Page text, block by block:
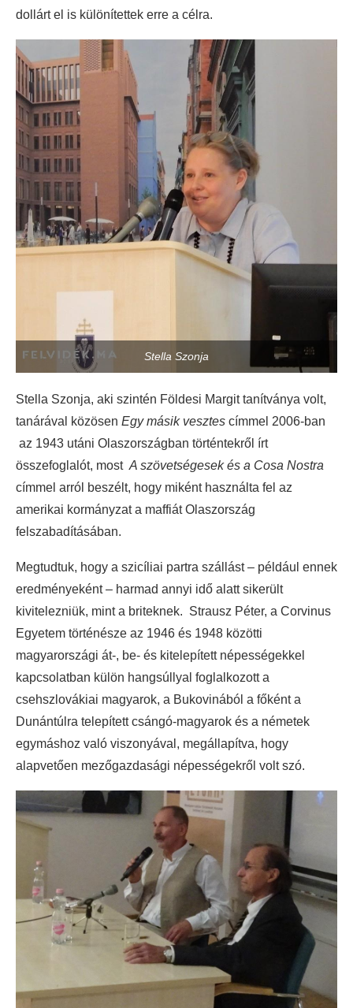
dollárt el is különítettek erre a célra.
Stella Szonja
Stella Szonja, aki szintén Földesi Margit tanítványa volt,
tanárával közösen Egy másik vesztes címmel 2006-ban
az 1943 utáni Olaszországban történtekről írt
összefoglalót, most A szövetségesek és a Cosa Nostra
címmel arról beszélt, hogy miként használta fel az
amerikai kormányzat a maffiát Olaszország
felszabadításában.
Megtudtuk, hogy a szicíliai partra szállást – például ennek
eredményeként – harmad annyi idő alatt sikerült
kivitelezniük, mint a briteknek. Strausz Péter, a Corvinus
Egyetem történésze az 1946 és 1948 közötti
magyarországi át-, be- és kitelepített népességekkel
kapcsolatban külön hangsúllyal foglalkozott a
csehszlovákiai magyarok, a Bukovinából a főként a
Dunántúlra telepített csángó-magyarok és a németek
egymáshoz való viszonyával, megállapítva, hogy
alapvetően mezőgazdasági népességekről volt szó.